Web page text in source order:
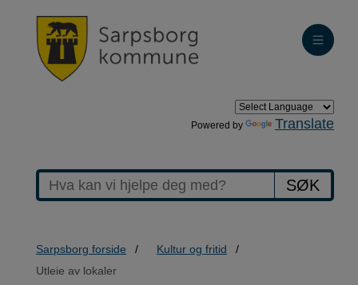
Powered by Translate
SØK
Sarpsborg forside
Kultur og fritid
Utleie av lokaler